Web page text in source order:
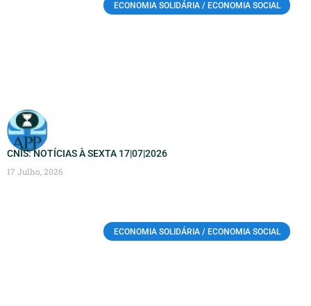
ECONOMIA SOLIDÁRIA / ECONOMIA SOCIAL
CNIS: NOTÍCIAS À SEXTA 17|07|2026
17 Julho, 2026
ECONOMIA SOLIDÁRIA / ECONOMIA SOCIAL